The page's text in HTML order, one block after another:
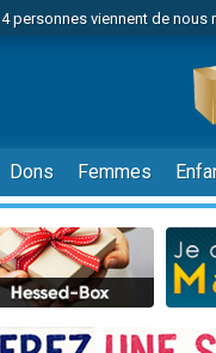
4 personnes viennent de nous
Odaya vient de donner son
3 personnes viennent de
3 personnes viennent de
13 personnes viennent de
2 personnes viennent de nous
30 personnes viennent de
Il reste 49 places pour
12 nouvelles musiques
Dons Femmes